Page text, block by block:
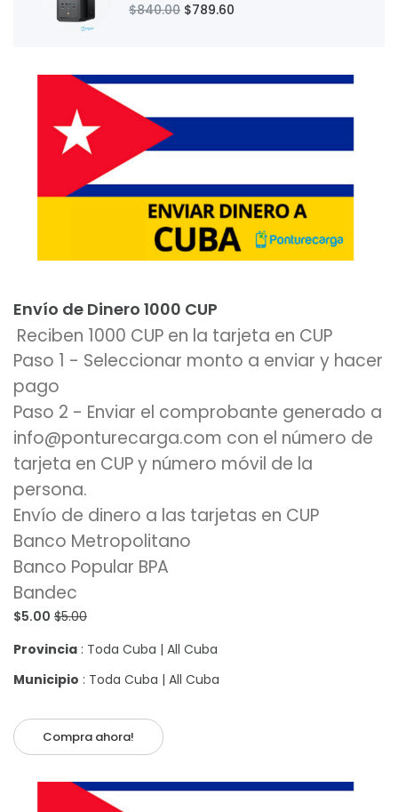
$840.00 $789.60
Envío de Dinero 1000 CUP
Reciben 1000 CUP en la tarjeta en CUP
Paso 1 - Seleccionar monto a enviar y hacer
pago
Paso 2 - Enviar el comprobante generado a
info@ponturecarga.com con el número de
tarjeta en CUP y número móvil de la
persona.
Envío de dinero a las tarjetas en CUP
Banco Metropolitano
Banco Popular BPA
Bandec
$5.00 $5.00
Provincia : Toda Cuba | All Cuba
Municipio : Toda Cuba | All Cuba
Compra ahora!